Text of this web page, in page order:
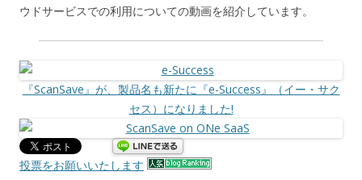
ウドサービスでの利用についての動画を紹介しています。
『ScanSave』が、製品名も新たに『e-Success』（イー・サク
セス）になりました!
投票をお願いいたします